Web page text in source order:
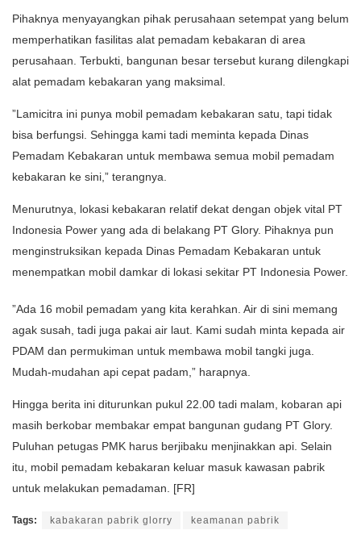
Pihaknya menyayangkan pihak perusahaan setempat yang belum
memperhatikan fasilitas alat pemadam kebakaran di area
perusahaan. Terbukti, bangunan besar tersebut kurang dilengkapi
alat pemadam kebakaran yang maksimal.
”Lamicitra ini punya mobil pemadam kebakaran satu, tapi tidak
bisa berfungsi. Sehingga kami tadi meminta kepada Dinas
Pemadam Kebakaran untuk membawa semua mobil pemadam
kebakaran ke sini,” terangnya.
Menurutnya, lokasi kebakaran relatif dekat dengan objek vital PT
Indonesia Power yang ada di belakang PT Glory. Pihaknya pun
menginstruksikan kepada Dinas Pemadam Kebakaran untuk
menempatkan mobil damkar di lokasi sekitar PT Indonesia Power.
”Ada 16 mobil pemadam yang kita kerahkan. Air di sini memang
agak susah, tadi juga pakai air laut. Kami sudah minta kepada air
PDAM dan permukiman untuk membawa mobil tangki juga.
Mudah-mudahan api cepat padam,” harapnya.
Hingga berita ini diturunkan pukul 22.00 tadi malam, kobaran api
masih berkobar membakar empat bangunan gudang PT Glory.
Puluhan petugas PMK harus berjibaku menjinakkan api. Selain
itu, mobil pemadam kebakaran keluar masuk kawasan pabrik
untuk melakukan pemadaman. [FR]
Tags: kabakaran pabrik glorry keamanan pabrik